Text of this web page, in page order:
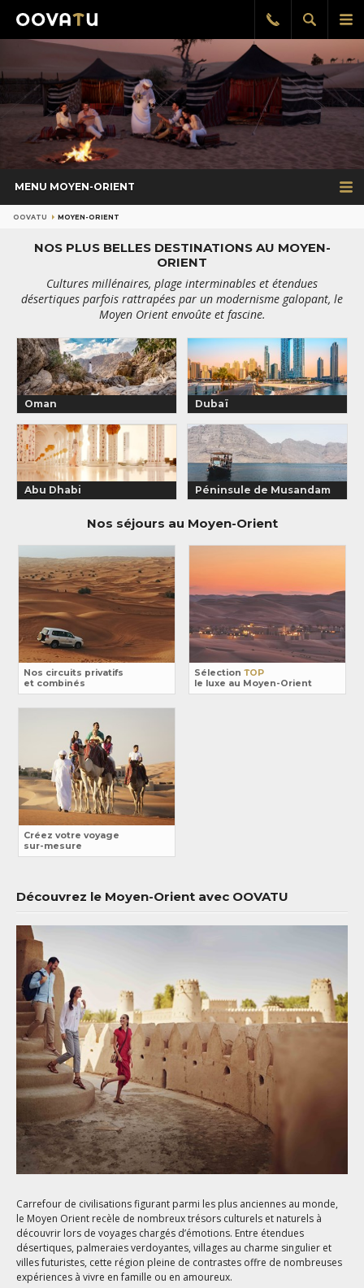
le
Afficher
la
Rappel
gratuit
MENU MOYEN-ORIENT
OOVATU MOYEN-ORIENT
NOS PLUS BELLES DESTINATIONS AU MOYEN-
ORIENT
Cultures millénaires, plage interminables et étendues
désertiques parfois rattrapées par un modernisme galopant, le
Moyen Orient envoûte et fascine.
Oman Dubaï
Abu Dhabi Péninsule de Musandam
Nos séjours au Moyen-Orient
Nos circuits privatifs
et combinés
Sélection TOP
le luxe au Moyen-Orient
Créez votre voyage
sur-mesure
Découvrez le Moyen-Orient avec OOVATU
Carrefour de civilisations figurant parmi les plus anciennes au monde,
le Moyen Orient recèle de nombreux trésors culturels et naturels à
découvrir lors de voyages chargés d’émotions. Entre étendues
désertiques, palmeraies verdoyantes, villages au charme singulier et
villes futuristes, cette région pleine de contrastes offre de nombreuses
expériences à vivre en famille ou en amoureux.